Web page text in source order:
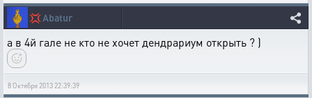
💢Abatur
а в 4й гале не кто не хочет дендрариум открыть ? )
8 Октября 2013 22:39:39